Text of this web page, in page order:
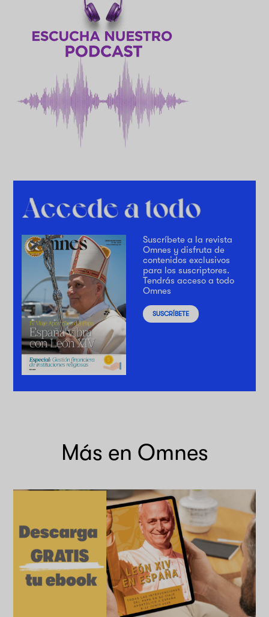
Suscríbete a la revista
Omnes y disfruta de
contenidos exclusivos
para los suscriptores.
Tendrás acceso a todo
Omnes
SUSCRÍBETE
Más en Omnes